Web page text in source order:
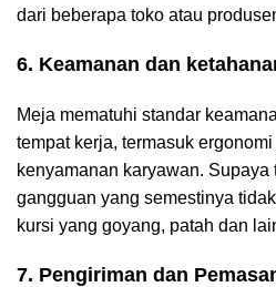
dari beberapa toko atau
6. Keamanan dan
Meja mematuhi standar
tempat kerja, termasuk
kenyamanan karyawan.
gangguan yang semestinya
kursi yang goyang, patah dan
7. Pengiriman dan